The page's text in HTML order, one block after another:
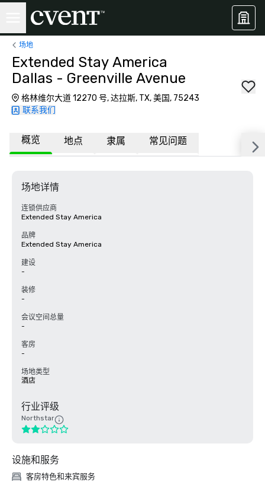
场地
Extended Stay America
Dallas - Greenville Avenue
格林维尔大道 12270 号, 达拉斯, TX, 美国, 75243
联系我们
概览 地点 隶属 常见问题
场地详情
连锁供应商
Extended Stay America
品牌
Extended Stay America
建设
-
装修
-
会议空间总量
-
客房
-
场地类型
酒店
行业评级
Northstar
设施和服务
客房特色和来宾服务